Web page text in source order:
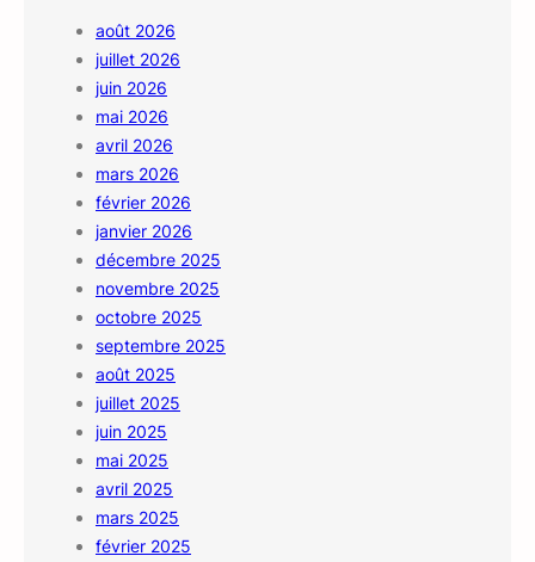
août 2026
juillet 2026
juin 2026
mai 2026
avril 2026
mars 2026
février 2026
janvier 2026
décembre 2025
novembre 2025
octobre 2025
septembre 2025
août 2025
juillet 2025
juin 2025
mai 2025
avril 2025
mars 2025
février 2025